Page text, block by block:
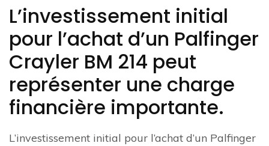
L’investissement initial
pour l’achat d’un Palfinger
Crayler BM 214 peut
représenter une charge
financière importante.
L’investissement initial pour l’achat d’un Palfinger